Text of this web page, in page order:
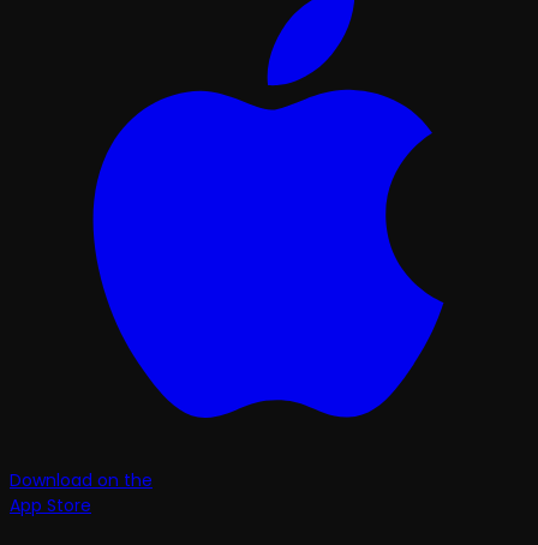
Download on the
App Store